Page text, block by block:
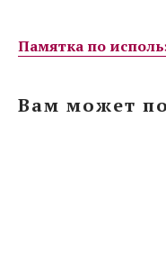
Памятка по
Вам может